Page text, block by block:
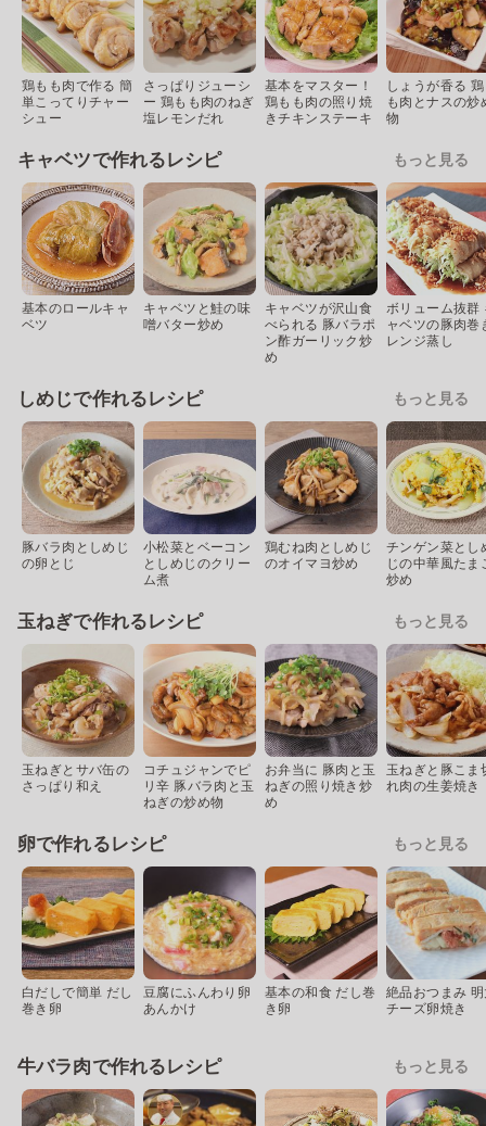
鶏もも肉で作る 簡
単こってりチャー
シュー
さっぱりジューシ
ー 鶏もも肉のねぎ
塩レモンだれ
基本をマスター！
鶏もも肉の照り焼
きチキンステーキ
しょうが香る
も肉とナスの炒
物
キャベツで作れるレシピ もっと見る
基本のロールキャ
ベツ
キャベツと鮭の味
噌バター炒め
キャベツが沢山食
べられる 豚バラポ
ン酢ガーリック炒
め
ボリューム抜群
ャベツの豚肉巻
レンジ蒸し
しめじで作れるレシピ もっと見る
豚バラ肉としめじ
の卵とじ
小松菜とベーコン
としめじのクリー
ム煮
鶏むね肉としめじ
のオイマヨ炒め
チンゲン菜とし
じの中華風たま
炒め
玉ねぎで作れるレシピ もっと見る
玉ねぎとサバ缶の
さっぱり和え
コチュジャンでピ
リ辛 豚バラ肉と玉
ねぎの炒め物
お弁当に 豚肉と玉
ねぎの照り焼き炒
め
玉ねぎと豚こま
れ肉の生姜焼き
卵で作れるレシピ もっと見る
白だしで簡単 だし
巻き卵
豆腐にふんわり卵
あんかけ
基本の和食 だし巻
き卵
絶品おつまみ
チーズ卵焼き
牛バラ肉で作れるレシピ もっと見る